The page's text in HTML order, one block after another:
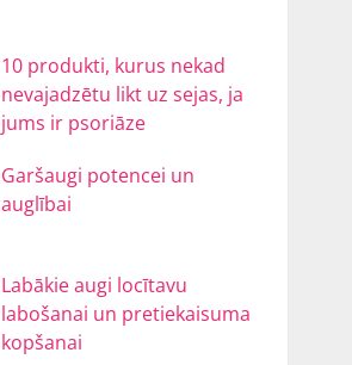
10 produkti, kurus nekad
nevajadzētu likt uz sejas, ja
jums ir psoriāze
Garšaugi potencei un
auglībai
Labākie augi locītavu
labošanai un pretiekaisuma
kopšanai